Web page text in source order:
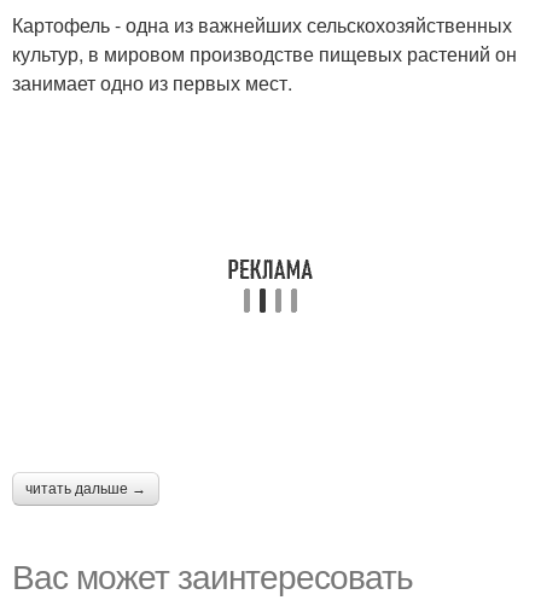
Картофель - одна из важнейших сельскохозяйственных
культур, в мировом производстве пищевых растений он
занимает одно из первых мест.
читать дальше →
Вас может заинтересовать